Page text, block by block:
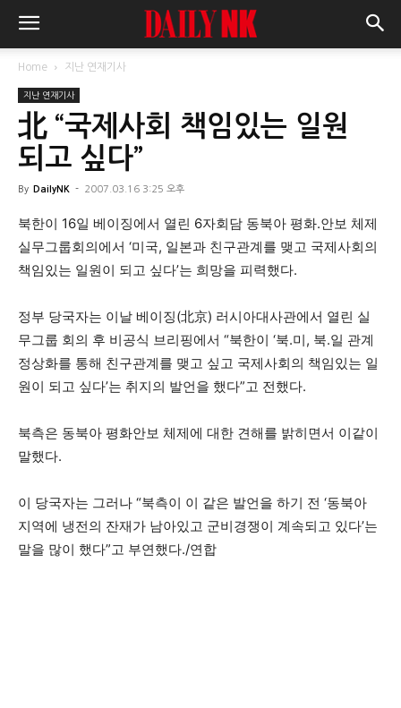
Home 지난 연재기사
지난 연재기사
北 “국제사회 책임있는 일원
되고 싶다”
By DailyNK - 2007.03.16 3:25 오후
북한이 16일 베이징에서 열린 6자회담 동북아 평화.안보 체제
실무그룹회의에서 ‘미국, 일본과 친구관계를 맺고 국제사회의
책임있는 일원이 되고 싶다’는 희망을 피력했다.
정부 당국자는 이날 베이징(北京) 러시아대사관에서 열린 실
무그룹 회의 후 비공식 브리핑에서 “북한이 ‘북.미, 북.일 관계
정상화를 통해 친구관계를 맺고 싶고 국제사회의 책임있는 일
원이 되고 싶다’는 취지의 발언을 했다”고 전했다.
북측은 동북아 평화안보 체제에 대한 견해를 밝히면서 이같이
말했다.
이 당국자는 그러나 “북측이 이 같은 발언을 하기 전 ‘동북아
지역에 냉전의 잔재가 남아있고 군비경쟁이 계속되고 있다’는
말을 많이 했다”고 부연했다./연합